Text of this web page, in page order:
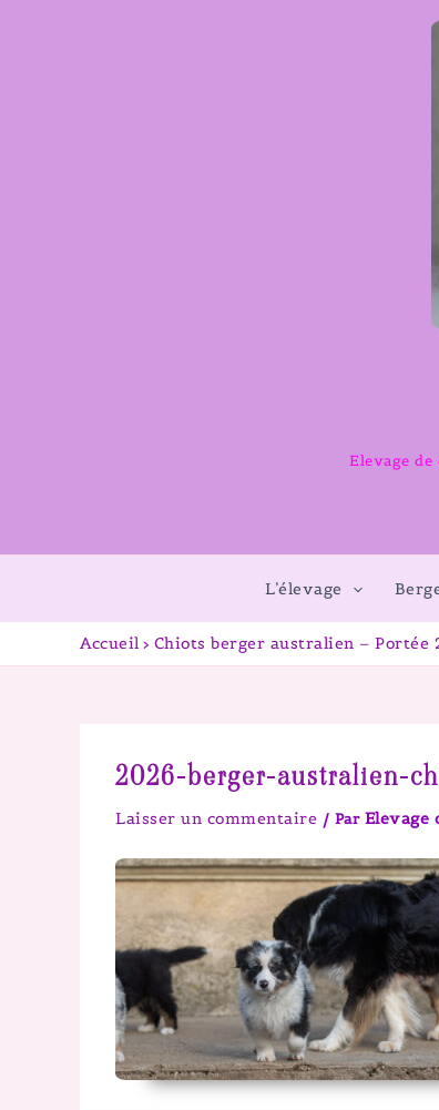
Elevage
L’élevage
Accueil Chiots berger australien –
2026-berger-australien-
Laisser un commentaire / Par Elevage